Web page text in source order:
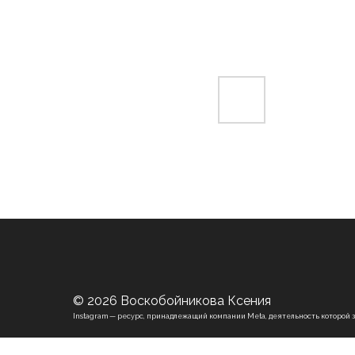
Instagram — ресурс, принадлежащий компании Meta, деятельность которой
© 2026 Воскобойникова Ксения